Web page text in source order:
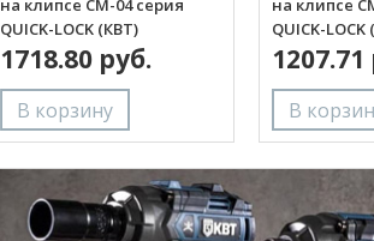
на клипсе СМ-04 серия
QUICK-LOCK (КВТ)
1718.80 руб.
на клипсе
QUICK-LOCK
1207.71